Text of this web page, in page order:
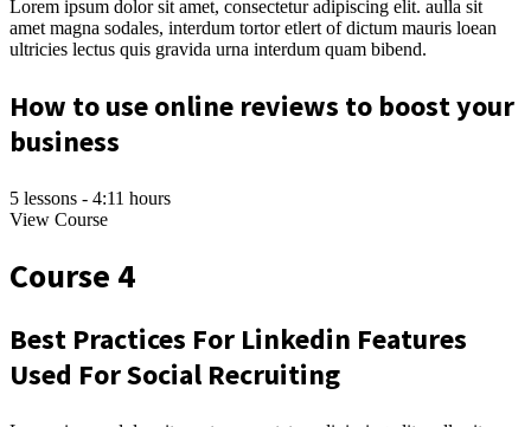
Lorem ipsum dolor sit amet, consectetur adipiscing elit. aulla sit
amet magna sodales, interdum tortor etlert of dictum mauris loean
ultricies lectus quis gravida urna interdum quam bibend.
How to use online reviews to boost your
business
5 lessons - 4:11 hours
View Course
Course 4
Best Practices For Linkedin Features
Used For Social Recruiting